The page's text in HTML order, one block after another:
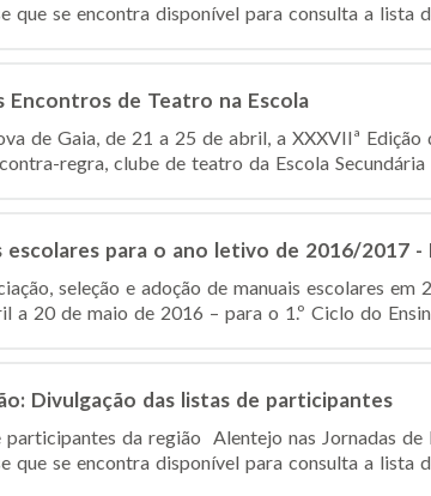
que se encontra disponível para consulta a lista
Encontros de Teatro na Escola
de Gaia, de 21 a 25 de abril, a XXXVIIª
regra, clube de teatro da Escola Secundária
escolares para o ano letivo de 2016/2017 -
seleção e adoção de manuais escolares
a 20 de maio de 2016 – para o 1.º Ciclo do
Divulgação das listas de participantes
da região Alentejo nas Jornadas
que se encontra disponível para consulta a lista